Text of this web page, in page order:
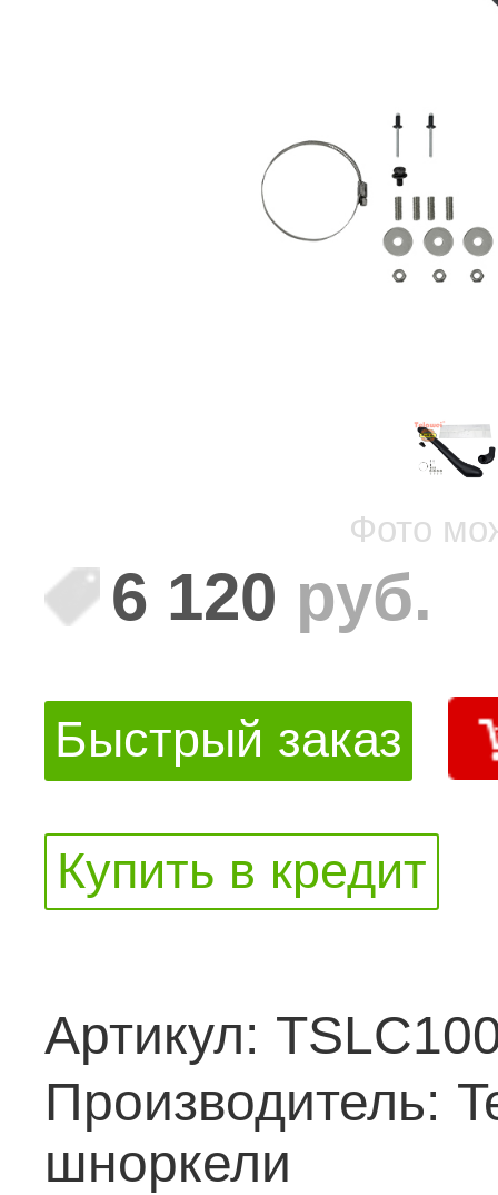
6 120 руб.
Быстрый заказ
Купить в кредит
Артикул:
Производитель:
шноркели
Фото